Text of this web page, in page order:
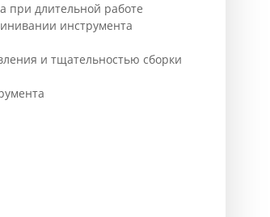
при длительной работе
инструмента
и тщательностью сборки